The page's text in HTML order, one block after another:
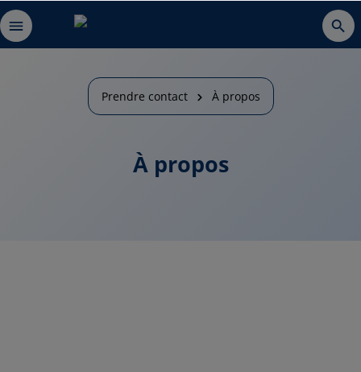
Prendre contact À propos
À propos